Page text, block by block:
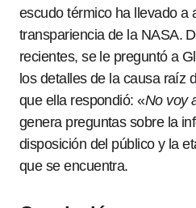
escudo térmico ha llevado a
transpariencia de la NASA.
recientes, se le preguntó a
los detalles de la causa raíz
que ella respondió: «No voy
genera preguntas sobre la
disposición del público y la
que se encuentra.